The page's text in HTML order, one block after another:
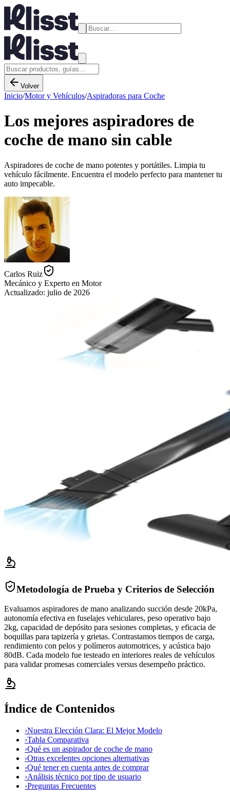
Volver
Inicio/Motor y Vehículos/Aspiradoras para Coche
Los mejores aspiradores de
coche de mano sin cable
Aspiradores de coche de mano potentes y portátiles. Limpia tu
vehículo fácilmente. Encuentra el modelo perfecto para mantener tu
auto impecable.
Carlos Ruiz
Mecánico y Experto en Motor
Actualizado: julio de 2026
Metodología de Prueba y Criterios de Selección
Evaluamos aspiradores de mano analizando succión desde 20kPa,
autonomía efectiva en fuselajes vehiculares, peso operativo bajo
2kg, capacidad de depósito para sesiones completas, y eficacia de
boquillas para tapizería y grietas. Contrastamos tiempos de carga,
rendimiento con pelos y polímeros automotrices, y acústica bajo
80dB. Cada modelo fue testeado en interiores reales de vehículos
para validar promesas comerciales versus desempeño práctico.
Índice de Contenidos
›Nuestra Elección Clara: El Mejor Modelo
›Tabla Comparativa
›Qué es un aspirador de coche de mano
›Otras excelentes opciones alternativas
›Qué tener en cuenta antes de comprar
›Análisis técnico por tipo de usuario
›Preguntas Frecuentes